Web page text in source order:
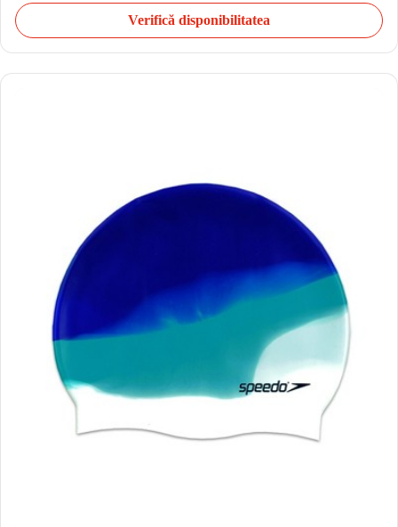
Verifică disponibilitatea